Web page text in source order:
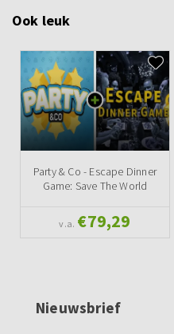
Ook leuk
Party & Co - Escape Dinner
Game: Save The World
v.a. €79,29
Nieuwsbrief